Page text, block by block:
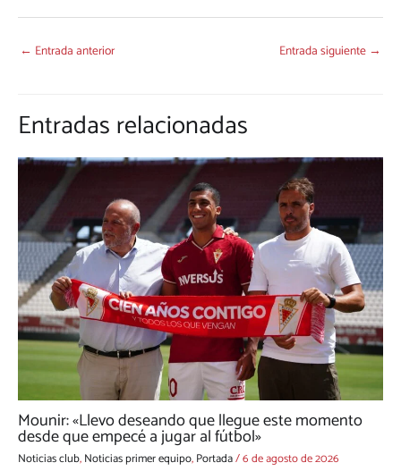
← Entrada anterior Entrada siguiente →
Entradas relacionadas
Mounir: «Llevo deseando que llegue este momento
desde que empecé a jugar al fútbol»
Noticias club,Noticias primer equipo,Portada/6 de agosto de 2026